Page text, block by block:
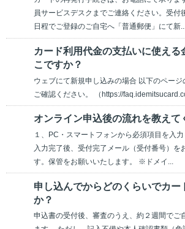
員サービスデスクまでご連絡ください。受付
日程でご登録のご自宅へ「普通郵便」にて新
カード利用代金の支払いに使える
こですか？
ウェブにて新規申し込みの場合 以下のページ
ご確認ください。 （https://
オンライン申込後の流れを教えて
１、PC・スマートフォンから必須項目を入力
入力完了後、受付完了メール（受付番号）を
す。保管をお願いいたします。 ※ドメイ...
申し込んでからどのくらいでカー
か？
申込書の受付後、審査のうえ、約２週間でご